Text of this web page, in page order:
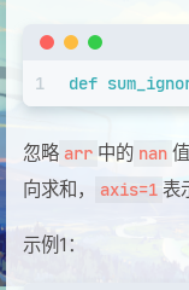
1 def
忽略 arr 中的 nan
向求和，
axis=1 表
示例1：